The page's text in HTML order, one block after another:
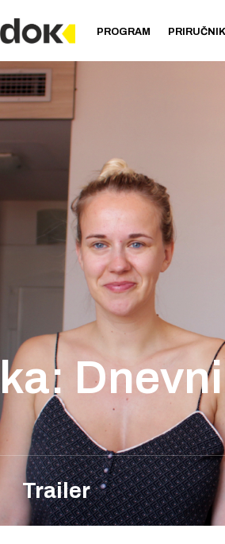
PROGRAM PRIRUČNIK
Trailer